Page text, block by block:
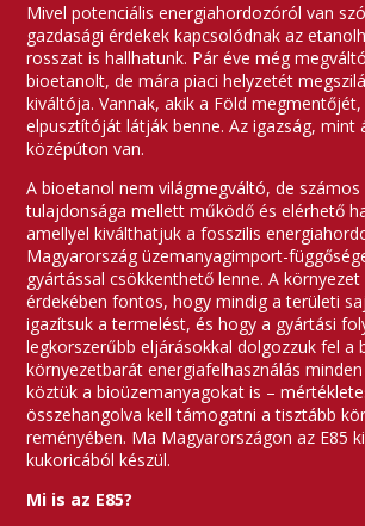
Mivel potenciális energiahordozóról van
gazdasági érdekek kapcsolódnak az
rosszat is hallhatunk. Pár éve még
bioetanolt, de mára piaci helyzetét
kiváltója. Vannak, akik a Föld
elpusztítóját látják benne. Az igazság, mint
középúton van.
A bioetanol nem világmegváltó, de számos
tulajdonsága mellett működő és elérhető
amellyel kiválthatjuk a fosszilis
Magyarország üzemanyagimport-
gyártással csökkenthető lenne. A
érdekében fontos, hogy mindig a területi
igazítsuk a termelést, és hogy a gyártási
legkorszerűbb eljárásokkal dolgozzuk fel a
környezetbarát energiafelhasználás
köztük a bioüzemanyagokat is –
összehangolva kell támogatni a tisztább
reményében. Ma Magyarországon az E85
kukoricából készül.
Mi is az E85?